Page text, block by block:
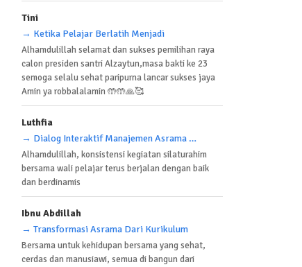
Tini
→ Ketika Pelajar Berlatih Menjadi
Alhamdulillah selamat dan sukses pemilihan raya
calon presiden santri Alzaytun,masa bakti ke 23
semoga selalu sehat paripurna lancar sukses jaya
Amin ya robbalalamin 🤲🤲🙏🥰
Luthfia
→ Dialog Interaktif Manajemen Asrama Dan
Alhamdulillah, konsistensi kegiatan silaturahim
bersama wali pelajar terus berjalan dengan baik
dan berdinamis
Ibnu Abdillah
→ Transformasi Asrama Dari Kurikulum
Bersama untuk kehidupan bersama yang sehat,
cerdas dan manusiawi, semua di bangun dari